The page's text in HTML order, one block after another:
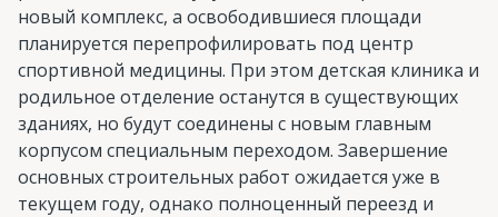
новый комплекс, а освободившиеся площади
планируется перепрофилировать под центр
спортивной медицины. При этом детская клиника и
родильное отделение останутся в существующих
зданиях, но будут соединены с новым главным
корпусом специальным переходом. Завершение
основных строительных работ ожидается уже в
текущем году, однако полноценный переезд и